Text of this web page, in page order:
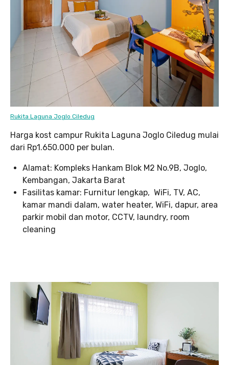
Rukita Laguna Joglo Ciledug
Harga kost campur Rukita Laguna Joglo Ciledug mulai
dari Rp1.650.000 per bulan.
Alamat: Kompleks Hankam Blok M2 No.9B, Joglo,
Kembangan, Jakarta Barat
Fasilitas kamar: Furnitur lengkap, WiFi, TV, AC,
kamar mandi dalam, water heater, WiFi, dapur, area
parkir mobil dan motor, CCTV, laundry, room
cleaning